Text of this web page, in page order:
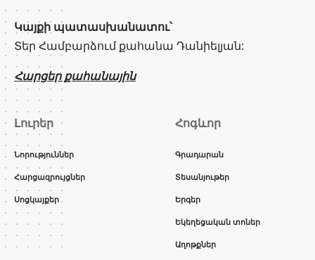
Կայքի պատասխանատու՝
Տեր Համբարձում քահանա Դանիելյան:
Հարցեր քահանային
Լուրեր
Նորություններ
Հարցազրույցներ
Սոցկայքեր
Հոգևոր
Գրադարան
Տեսանյութեր
Երգեր
Եկեղեցական տոներ
Աղոթքներ